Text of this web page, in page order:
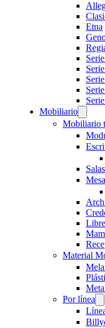
Etna
Mobiliario
Mobiliario
Material
Por línea